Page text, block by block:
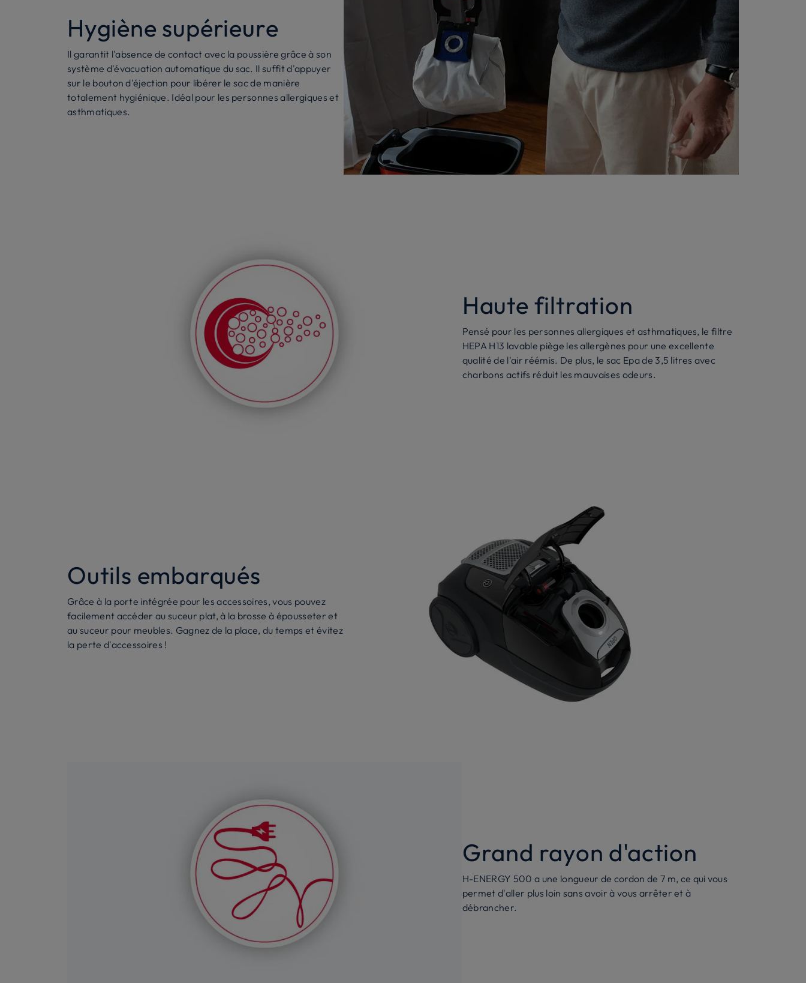
Hygiène supérieure
Il garantit l'absence de contact avec la poussière grâce à son
système d'évacuation automatique du sac. Il suffit d'appuyer
sur le bouton d'éjection pour libérer le sac de manière
totalement hygiénique. Idéal pour les personnes allergiques et
asthmatiques.
Haute filtration
Pensé pour les personnes allergiques et asthmatiques, le filtre
HEPA H13 lavable piège les allergènes pour une excellente
qualité de l'air réémis. De plus, le sac Epa de 3,5 litres avec
charbons actifs réduit les mauvaises odeurs.
Outils embarqués
Grâce à la porte intégrée pour les accessoires, vous pouvez
facilement accéder au suceur plat, à la brosse à épousseter et
au suceur pour meubles. Gagnez de la place, du temps et évitez
la perte d'accessoires !
Grand rayon d'action
H-ENERGY 500 a une longueur de cordon de 7 m, ce qui vous
permet d'aller plus loin sans avoir à vous arrêter et à
débrancher.